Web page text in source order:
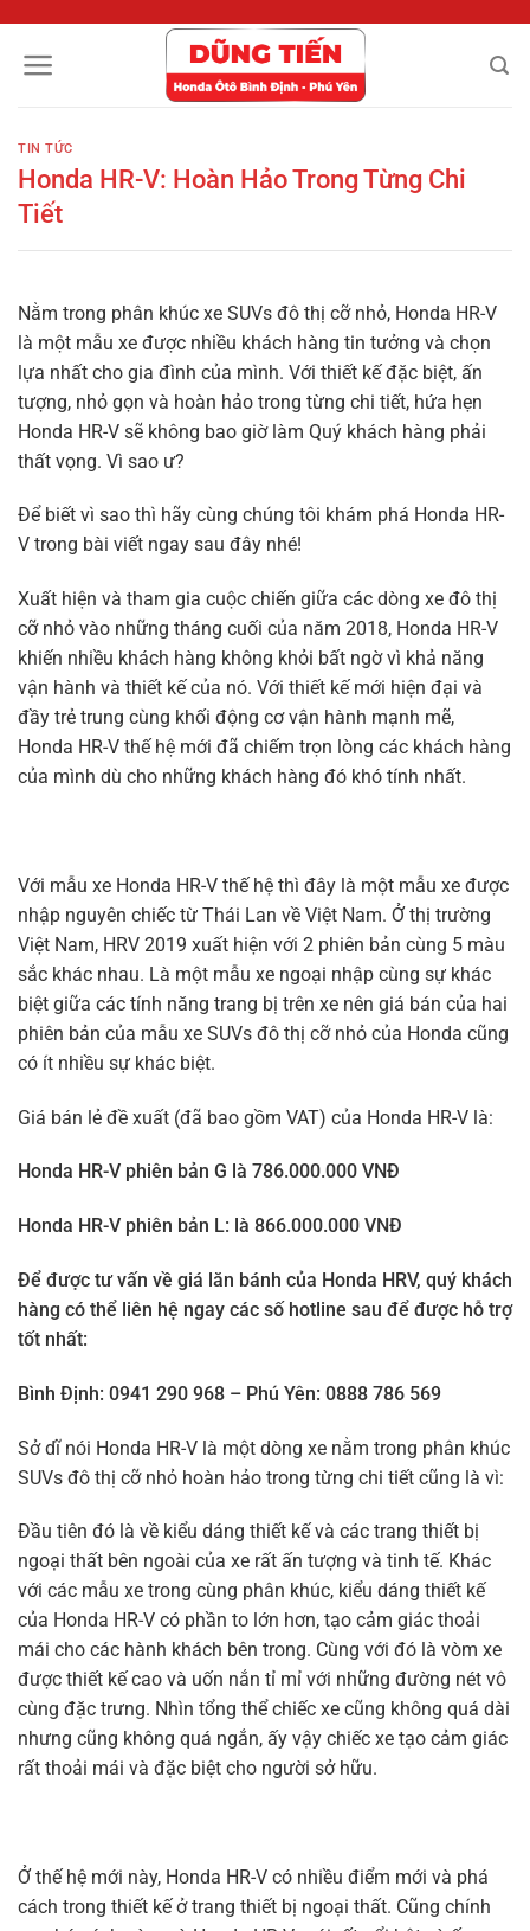
nội
TIN TỨC
Honda HR-V: Hoàn Hảo Trong Từng Chi
Tiết
Nằm trong phân khúc xe SUVs đô thị cỡ nhỏ, Honda HR-V
là một mẫu xe được nhiều khách hàng tin tưởng và chọn
lựa nhất cho gia đình của mình. Với thiết kế đặc biệt, ấn
tượng, nhỏ gọn và hoàn hảo trong từng chi tiết, hứa hẹn
Honda HR-V sẽ không bao giờ làm Quý khách hàng phải
thất vọng. Vì sao ư?
Để biết vì sao thì hãy cùng chúng tôi khám phá Honda HR-
V trong bài viết ngay sau đây nhé!
Xuất hiện và tham gia cuộc chiến giữa các dòng xe đô thị
cỡ nhỏ vào những tháng cuối của năm 2018, Honda HR-V
khiến nhiều khách hàng không khỏi bất ngờ vì khả năng
vận hành và thiết kế của nó. Với thiết kế mới hiện đại và
đầy trẻ trung cùng khối động cơ vận hành mạnh mẽ,
Honda HR-V thế hệ mới đã chiếm trọn lòng các khách hàng
của mình dù cho những khách hàng đó khó tính nhất.
Với mẫu xe Honda HR-V thế hệ thì đây là một mẫu xe được
nhập nguyên chiếc từ Thái Lan về Việt Nam. Ở thị trường
Việt Nam, HRV 2019 xuất hiện với 2 phiên bản cùng 5 màu
sắc khác nhau. Là một mẫu xe ngoại nhập cùng sự khác
biệt giữa các tính năng trang bị trên xe nên giá bán của hai
phiên bản của mẫu xe SUVs đô thị cỡ nhỏ của Honda cũng
có ít nhiều sự khác biệt.
Giá bán lẻ đề xuất (đã bao gồm VAT) của Honda HR-V là:
Honda HR-V phiên bản G là 786.000.000 VNĐ
Honda HR-V phiên bản L: là 866.000.000 VNĐ
Để được tư vấn về giá lăn bánh của Honda HRV, quý khách
hàng có thể liên hệ ngay các số hotline sau để được hỗ trợ
tốt nhất:
Bình Định: 0941 290 968 – Phú Yên: 0888 786 569
Sở dĩ nói Honda HR-V là một dòng xe nằm trong phân khúc
SUVs đô thị cỡ nhỏ hoàn hảo trong từng chi tiết cũng là vì:
Đầu tiên đó là về kiểu dáng thiết kế và các trang thiết bị
ngoại thất bên ngoài của xe rất ấn tượng và tinh tế. Khác
với các mẫu xe trong cùng phân khúc, kiểu dáng thiết kế
của Honda HR-V có phần to lớn hơn, tạo cảm giác thoải
mái cho các hành khách bên trong. Cùng với đó là vòm xe
được thiết kế cao và uốn nắn tỉ mỉ với những đường nét vô
cùng đặc trưng. Nhìn tổng thể chiếc xe cũng không quá dài
nhưng cũng không quá ngắn, ấy vậy chiếc xe tạo cảm giác
rất thoải mái và đặc biệt cho người sở hữu.
Ở thế hệ mới này, Honda HR-V có nhiều điểm mới và phá
cách trong thiết kế ở trang thiết bị ngoại thất. Cũng chính